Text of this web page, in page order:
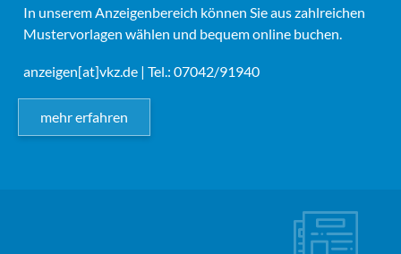
In unserem Anzeigenbereich können Sie aus zahlreichen
Mustervorlagen wählen und bequem online buchen.
anzeigen[at]vkz.de | Tel.: 07042/91940
mehr erfahren